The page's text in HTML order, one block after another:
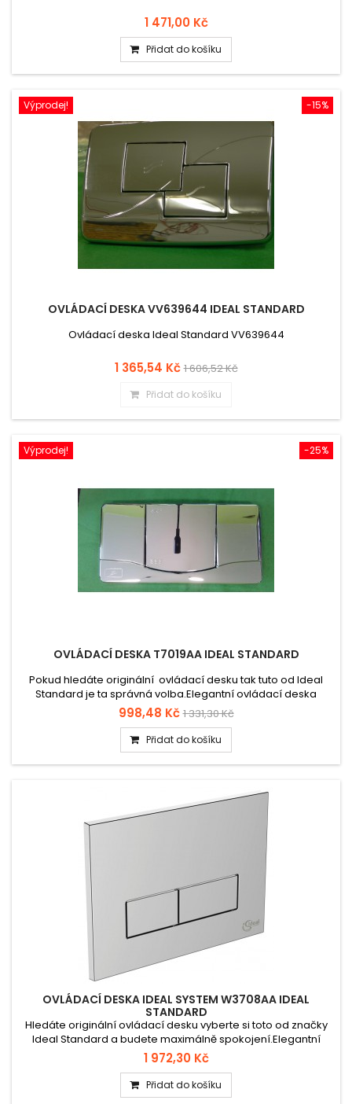
1 471,00 Kč
Přidat do košíku
Výprodej!
OVLÁDACÍ DESKA VV639644 IDEAL STANDARD
Ovládací deska Ideal Standard VV639644
1 365,54 Kč1 606,52 Kč
-15%
Přidat do košíku
Výprodej!
OVLÁDACÍ DESKA T7019AA IDEAL STANDARD
Pokud hledáte originální ovládací desku tak tuto od Ideal
Standard je ta správná volba.Elegantní ovládací deska
T7019AA určená pro splachovací systémy Ideal Standard.
Vyrobena z kvalitního plastu s chromovou povrchovou
úpravou, která zaručuje moderní vzhled, snadnou údržbu a
dlouhou životnost.
998,48 Kč1 331,30 Kč
-25%
Přidat do košíku
OVLÁDACÍ DESKA IDEAL SYSTEM W3708AA IDEAL
STANDARD
Hledáte originální ovládací desku vyberte si toto od značky
Ideal Standard a budete maximálně spokojení.Elegantní
mechanická W3708AA ovládací deska pro WC systém Ideal
System. Kombinace kvalitního plastu s pochromovaným
povrchem zajišťuje dlouhou životnost a moderní vzhled.
Určena pro komfortní a spolehlivé splachování.
1 972,30 Kč
Přidat do košíku